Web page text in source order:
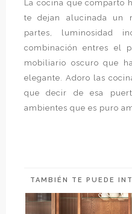
La cocina que comparto
te dejan alucinada un
partes, luminosidad
combinación entres el
mobiliario oscuro que
elegante. Adoro las
que decir de esa
ambientes que es puro
TAMBIÉN TE PUEDE